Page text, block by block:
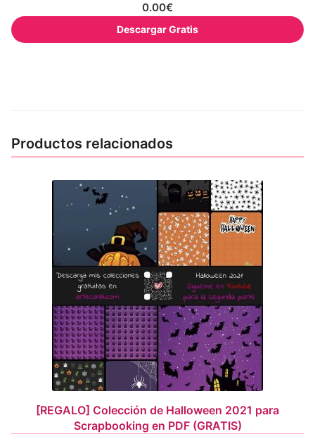
0.00€
Descargar Gratis
Productos relacionados
[REGALO] Colección de Halloween 2021 para
Scrapbooking en PDF (GRATIS)